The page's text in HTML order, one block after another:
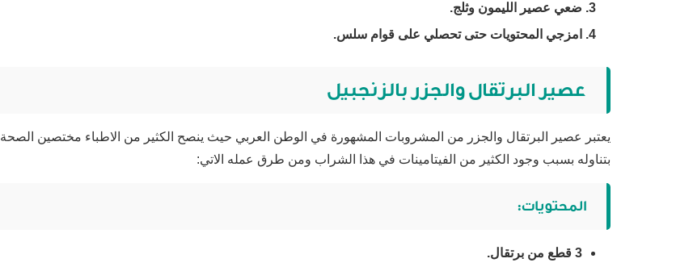
ضعي عصير الليمون وثلج.
امزجي المحتويات حتى تحصلي على قوام سلس.
عصير البرتقال والجزر بالزنجبيل
يعتبر عصير البرتقال والجزر من المشروبات المشهورة في الوطن العربي حيث ينصح الكثير من الاطباء مختصين الصحة
بتناوله بسبب وجود الكثير من الفيتامينات في هذا الشراب ومن طرق عمله الاتي:
المحتويات:
3 قطع من برتقال.